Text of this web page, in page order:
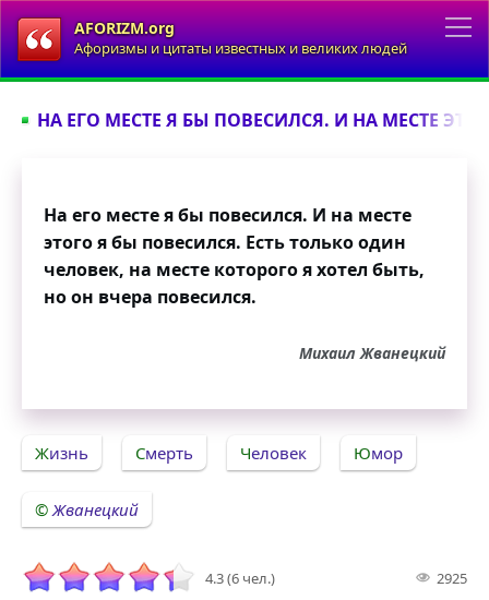
AFORIZM.org
Афоризмы и цитаты известных и великих людей
НА ЕГО МЕСТЕ Я БЫ ПОВЕСИЛСЯ. И НА МЕСТЕ
На его месте я бы повесился. И на месте
этого я бы повесился. Есть только один
человек, на месте которого я хотел быть,
но он вчера повесился.
Михаил Жванецкий
Жизнь Смерть Человек Юмор
Жванецкий
4.3 (6 чел.) 2925